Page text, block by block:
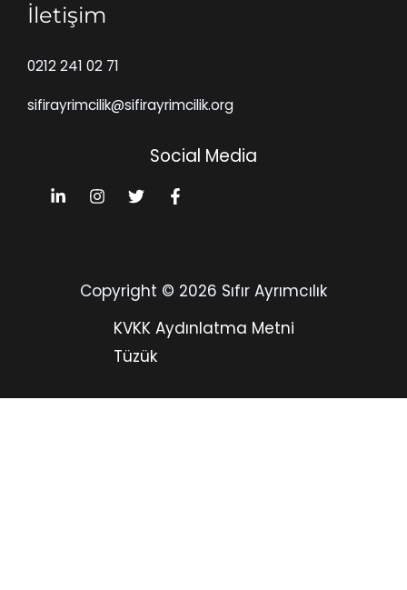
İletişim
0212 241 02 71
sifirayrimcilik@sifirayrimcilik.org
Social Media
Copyright © 2026 Sıfır Ayrımcılık
KVKK Aydınlatma Metni
Tüzük